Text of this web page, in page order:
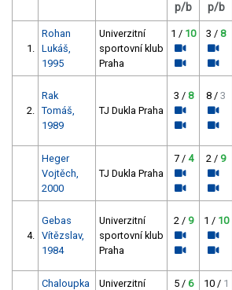
p/b
p/b
1.
Rohan
Lukáš,
1995
Univerzitní
sportovní klub
Praha
1 / 10 3 / 8
2.
Rak
Tomáš,
1989
TJ Dukla Praha
3 / 8 8 / 3
Heger
Vojtěch,
2000
TJ Dukla Praha
7 / 4 2 / 9
4.
Gebas
Vítězslav,
1984
Univerzitní
sportovní klub
Praha
2 / 9 1 / 10
Chaloupka
Univerzitní
5 / 6 10 / 1